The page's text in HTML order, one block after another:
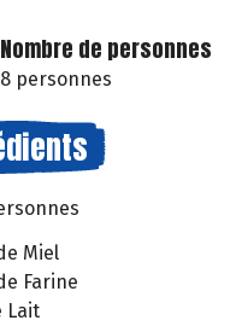
Nombre de personnes
8 personnes
Miel
Farine
Lait